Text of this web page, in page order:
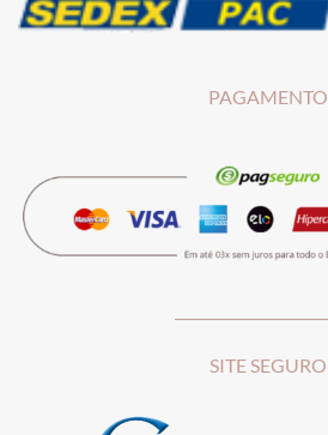
PAGAMENTO
SITE SEGURO